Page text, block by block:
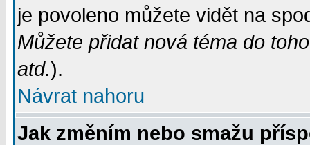
je povoleno můžete vidět na
Můžete přidat nová téma do
atd.).
Návrat nahoru
Jak změním nebo smažu